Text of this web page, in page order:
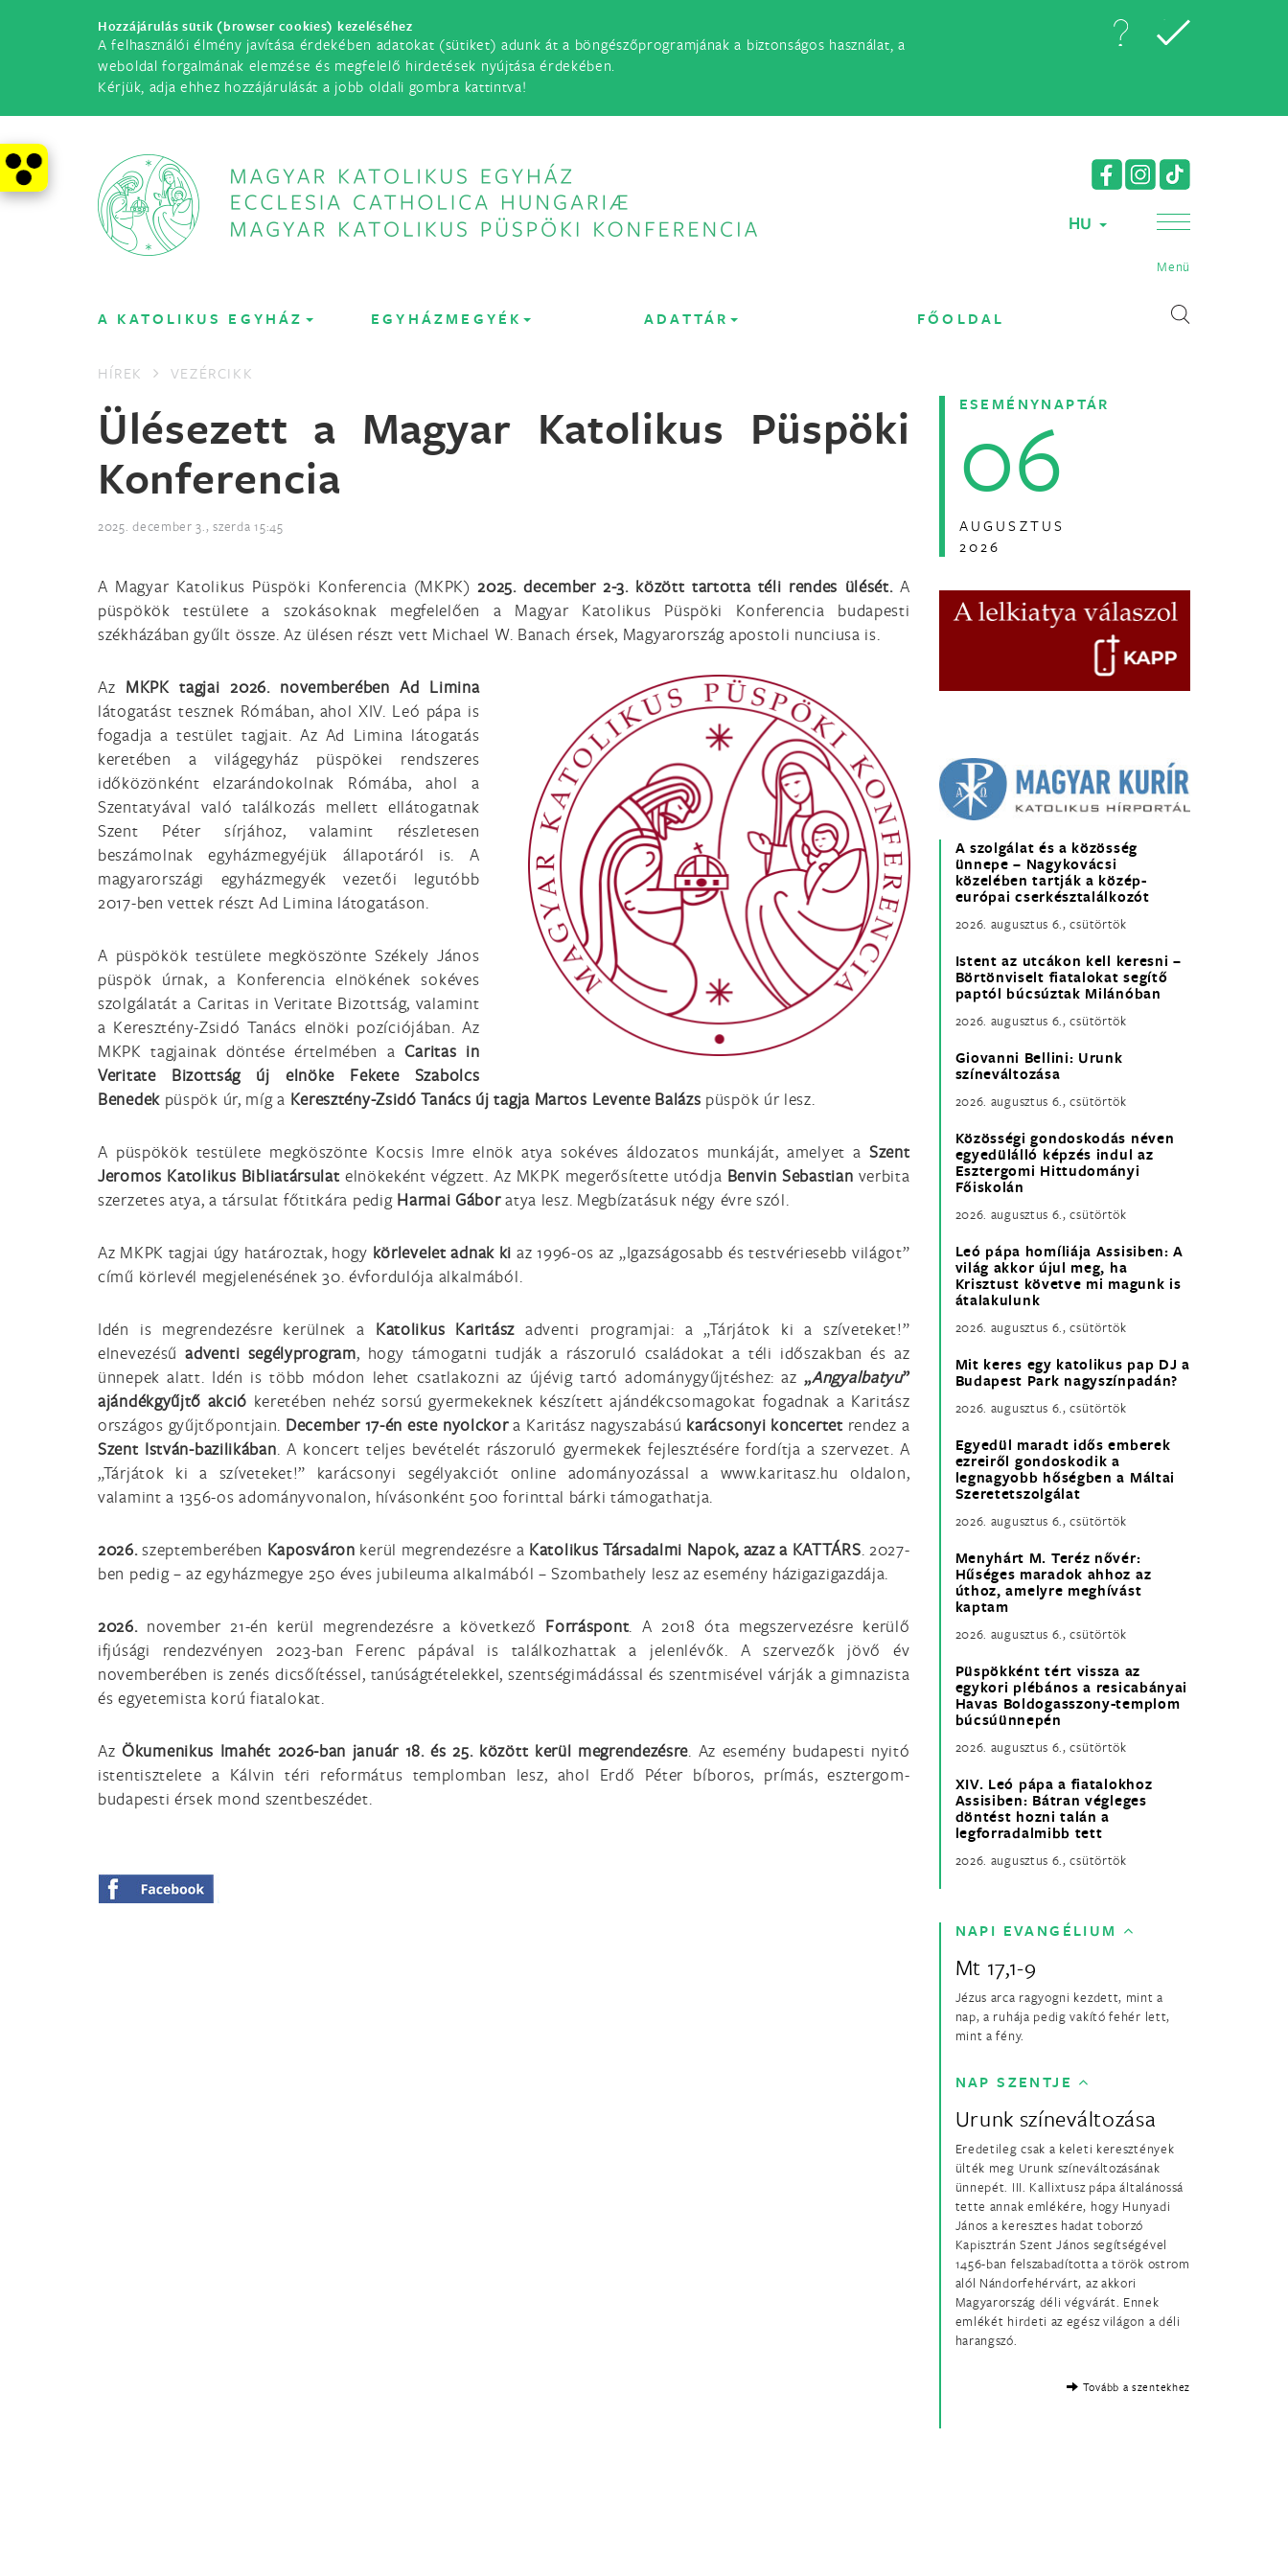
Hozzájárulás sütik (browser cookies) kezeléséhez
A felhasználói élmény javítása érdekében adatokat (sütiket) adunk át a böngészőprogramjának a biztonságos használat, a
weboldal forgalmának elemzése és megfelelő hirdetések nyújtása érdekében.
Kérjük, adja ehhez hozzájárulását a jobb oldali gombra kattintva!
HU
Menü
A KATOLIKUS EGYHÁZ EGYHÁZMEGYÉK ADATTÁR FŐOLDAL
HÍREK VEZÉRCIKK
Ülésezett a Magyar Katolikus Püspöki
Konferencia
2025. december 3., szerda 15:45
A Magyar Katolikus Püspöki Konferencia (MKPK)2025. december 2-3. között tartotta téli rendes ülését. A
püspökök testülete a szokásoknak megfelelően a Magyar Katolikus Püspöki Konferencia budapesti
székházában gyűlt össze. Az ülésen részt vett Michael W. Banach érsek, Magyarország apostoli nunciusa is.
Az MKPK tagjai 2026. novemberében Ad Limina
látogatást tesznek Rómában, ahol XIV. Leó pápa is
fogadja a testület tagjait. Az Ad Limina látogatás
keretében a világegyház püspökei rendszeres
időközönként elzarándokolnak Rómába, ahol a
Szentatyával való találkozás mellett ellátogatnak
Szent Péter sírjához, valamint részletesen
beszámolnak egyházmegyéjük állapotáról is. A
magyarországi egyházmegyék vezetői legutóbb
2017-ben vettek részt Ad Limina látogatáson.
A püspökök testülete megköszönte Székely János
püspök úrnak, a Konferencia elnökének sokéves
szolgálatát a Caritas in Veritate Bizottság, valamint
a Keresztény-Zsidó Tanács elnöki pozíciójában. Az
MKPK tagjainak döntése értelmében a Caritas in
Veritate Bizottság új elnöke Fekete Szabolcs
Benedekpüspök úr, míg a Keresztény-Zsidó Tanács új tagja Martos Levente Balázs püspök úr lesz.
A püspökök testülete megköszönte Kocsis Imre elnök atya sokéves áldozatos munkáját, amelyet a Szent
Jeromos Katolikus Bibliatársulat elnökeként végzett. Az MKPK megerősítette utódja Benvin Sebastian verbita
szerzetes atya, a társulat főtitkára pedig Harmai Gáboratya lesz. Megbízatásuk négy évre szól.
Az MKPK tagjai úgy határoztak, hogy körlevelet adnak ki az 1996-os az „Igazságosabb és testvériesebb világot”
című körlevél megjelenésének 30. évfordulója alkalmából.
Idén is megrendezésre kerülnek a Katolikus Karitászadventi programjai: a „Tárjátok ki a szíveteket!”
elnevezésűadventi segélyprogram, hogy támogatni tudják a rászoruló családokat a téli időszakban és az
ünnepek alatt. Idén is több módon lehet csatlakozni az újévig tartó adománygyűjtéshez: az„Angyalbatyu”
ajándékgyűjtő akció keretében nehéz sorsú gyermekeknek készített ajándékcsomagokat fogadnak a Karitász
országos gyűjtőpontjain. December 17-én este nyolckora Karitász nagyszabású karácsonyi koncertet rendez a
Szent István-bazilikában. A koncert teljes bevételét rászoruló gyermekek fejlesztésére fordítja a szervezet. A
„Tárjátok ki a szíveteket!” karácsonyi segélyakciót online adományozással a www.karitasz.hu oldalon,
valamint a 1356-os adományvonalon, hívásonként 500 forinttal bárki támogathatja.
2026.szeptemberében Kaposváron kerül megrendezésre a Katolikus Társadalmi Napok, azaz a KATTÁRS. 2027-
ben pedig – az egyházmegye 250 éves jubileuma alkalmából – Szombathely lesz az esemény házigazigazdája.
2026.november 21-én kerül megrendezésre a következő Forráspont. A 2018 óta megszervezésre kerülő
ifjúsági rendezvényen 2023-ban Ferenc pápával is találkozhattak a jelenlévők. A szervezők jövő év
novemberében is zenés dicsőítéssel, tanúságtételekkel, szentségimádással és szentmisével várják a gimnazista
és egyetemista korú fiatalokat.
AzÖkumenikus Imahét 2026-ban január 18. és 25. között kerül megrendezésre. Az esemény budapesti nyitó
istentisztelete a Kálvin téri református templomban lesz, ahol Erdő Péter bíboros, prímás, esztergom-
budapesti érsek mond szentbeszédet.
ESEMÉNYNAPTÁR
06
AUGUSZTUS
2026
A szolgálat és a közösség
ünnepe – Nagykovácsi
közelében tartják a közép-
európai cserkésztalálkozót
2026. augusztus 6., csütörtök
Istent az utcákon kell keresni –
Börtönviselt fiatalokat segítő
paptól búcsúztak Milánóban
2026. augusztus 6., csütörtök
Giovanni Bellini: Urunk
színeváltozása
2026. augusztus 6., csütörtök
Közösségi gondoskodás néven
egyedülálló képzés indul az
Esztergomi Hittudományi
Főiskolán
2026. augusztus 6., csütörtök
Leó pápa homíliája Assisiben: A
világ akkor újul meg, ha
Krisztust követve mi magunk is
átalakulunk
2026. augusztus 6., csütörtök
Mit keres egy katolikus pap DJ a
Budapest Park nagyszínpadán?
2026. augusztus 6., csütörtök
Egyedül maradt idős emberek
ezreiről gondoskodik a
legnagyobb hőségben a Máltai
Szeretetszolgálat
2026. augusztus 6., csütörtök
Menyhárt M. Teréz nővér:
Hűséges maradok ahhoz az
úthoz, amelyre meghívást
kaptam
2026. augusztus 6., csütörtök
Püspökként tért vissza az
egykori plébános a resicabányai
Havas Boldogasszony-templom
búcsúünnepén
2026. augusztus 6., csütörtök
XIV. Leó pápa a fiatalokhoz
Assisiben: Bátran végleges
döntést hozni talán a
legforradalmibb tett
2026. augusztus 6., csütörtök
NAPI EVANGÉLIUM
Mt 17,1-9
Jézus arca ragyogni kezdett, mint a
nap, a ruhája pedig vakító fehér lett,
mint a fény.
NAP SZENTJE
Urunk színeváltozása
Eredetileg csak a keleti keresztények
ülték meg Urunk színeváltozásának
ünnepét. III. Kallixtusz pápa általánossá
tette annak emlékére, hogy Hunyadi
János a keresztes hadat toborzó
Kapisztrán Szent János segítségével
1456-ban felszabadította a török ostrom
alól Nándorfehérvárt, az akkori
Magyarország déli végvárát. Ennek
emlékét hirdeti az egész világon a déli
harangszó.
Tovább a szentekhez